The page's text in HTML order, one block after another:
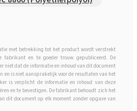
met betrekking tot het product wordt verstrekt
fabrikant en te goeder trouw gepubliceerd. De
niet dat de informatie en inhoud van dit document
en is niet aansprakelijk voor de resultaten van het
is verplicht de informatie en inhoud van deze
en te bevestigen. De fabrikant behoudt zich het
dit document op elk moment zonder opgave van